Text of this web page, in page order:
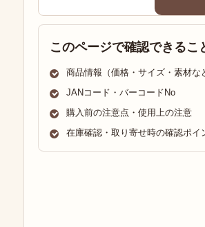
このページで確認できるこ
商品情報（価格・サイズ・素材な
JANコード・バーコードNo
購入前の注意点・使用上の注意
在庫確認・取り寄せ時の確認ポイ